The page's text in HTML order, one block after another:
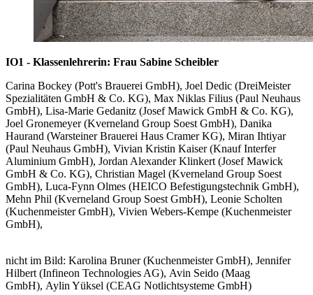
IO1 - Klassenlehrerin: Frau Sabine Scheibler
Carina Bockey (Pott's Brauerei GmbH), Joel Dedic (DreiMeister
Spezialitäten GmbH & Co. KG), Max Niklas Filius (Paul Neuhaus
GmbH), Lisa-Marie Gedanitz (Josef Mawick GmbH & Co. KG),
Joel Gronemeyer (Kverneland Group Soest GmbH), Danika
Haurand (Warsteiner Brauerei Haus Cramer KG), Miran Ihtiyar
(Paul Neuhaus GmbH), Vivian Kristin Kaiser (Knauf Interfer
Aluminium GmbH), Jordan Alexander Klinkert (Josef Mawick
GmbH & Co. KG), Christian Magel (Kverneland Group Soest
GmbH), Luca-Fynn Olmes (HEICO Befestigungstechnik GmbH),
Mehn Phil (Kverneland Group Soest GmbH), Leonie Scholten
(Kuchenmeister GmbH), Vivien Webers-Kempe (Kuchenmeister
GmbH),
nicht im Bild: Karolina Bruner (Kuchenmeister GmbH), Jennifer
Hilbert (Infineon Technologies AG), Avin Seido (Maag
GmbH), Aylin Yüksel (CEAG Notlichtsysteme GmbH)